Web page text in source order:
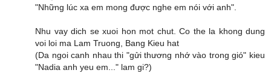
"Những lúc xa em mong được nghe em nói với anh".
Nhu vay dich se xuoi hon mot chut. Co the la khong dung
voi loi ma Lam Truong, Bang Kieu hat
(Da ngoi canh nhau thi "gửi thương nhớ vào trong gió" kieu
"Nadia anh yeu em..." lam gi?)